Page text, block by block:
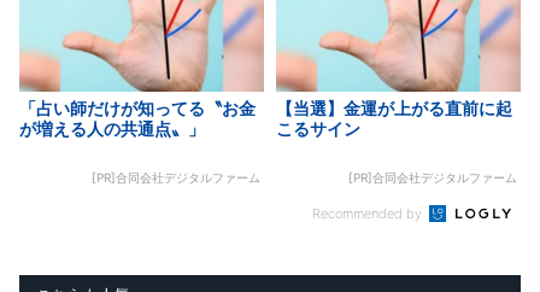
「占い師だけが知ってる〝お金
が増える人の共通点〟」
[PR]合同会社デジタルファーム
【当選】金運が上がる直前に起
こるサイン
[PR]合同会社デジタルファーム
Recommended by